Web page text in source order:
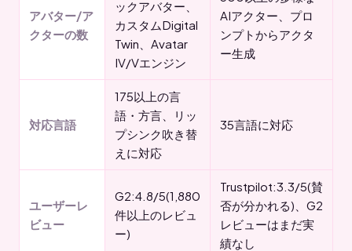
アバター/ア
クターの数
ックアバター、
カスタムDigital
Twin、Avatar
IV/Vエンジン
AIアクター、プロ
ンプトからアクタ
ー生成
対応言語
175以上の言
語・方言、リッ
プシンク吹き替
えに対応
35言語に対応
ユーザーレ
ビュー
G2:4.8/5(1,880
件以上のレビュ
ー)
Trustpilot:3.3/5(賛
否が分かれる)、G2
レビューはまだ実
績なし